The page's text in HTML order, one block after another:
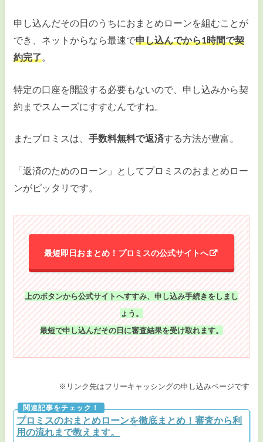
申し込んだその日のうちにおまとめローンを組むことが
でき、ネットからなら最速で申し込んでから1時間で契
約完了。
特定の口座を開設する必要もないので、申し込みから契
約までスムーズにすすむんですね。
またプロミスは、手数料無料で返済する方法が豊富。
「返済のためのローン」としてプロミスのおまとめロー
ンがピッタリです。
最短即日おまとめ！プロミスの公式サイトへ
上のボタンから公式サイトへすすみ、申し込み手続きをしまし
ょう。
最短で申し込んだその日に審査結果を受け取れます。
※リンク先はフリーキャッシングの申し込みページです
プロミスのおまとめローンを徹底まとめ！審査から利
用の流れまで教えます。